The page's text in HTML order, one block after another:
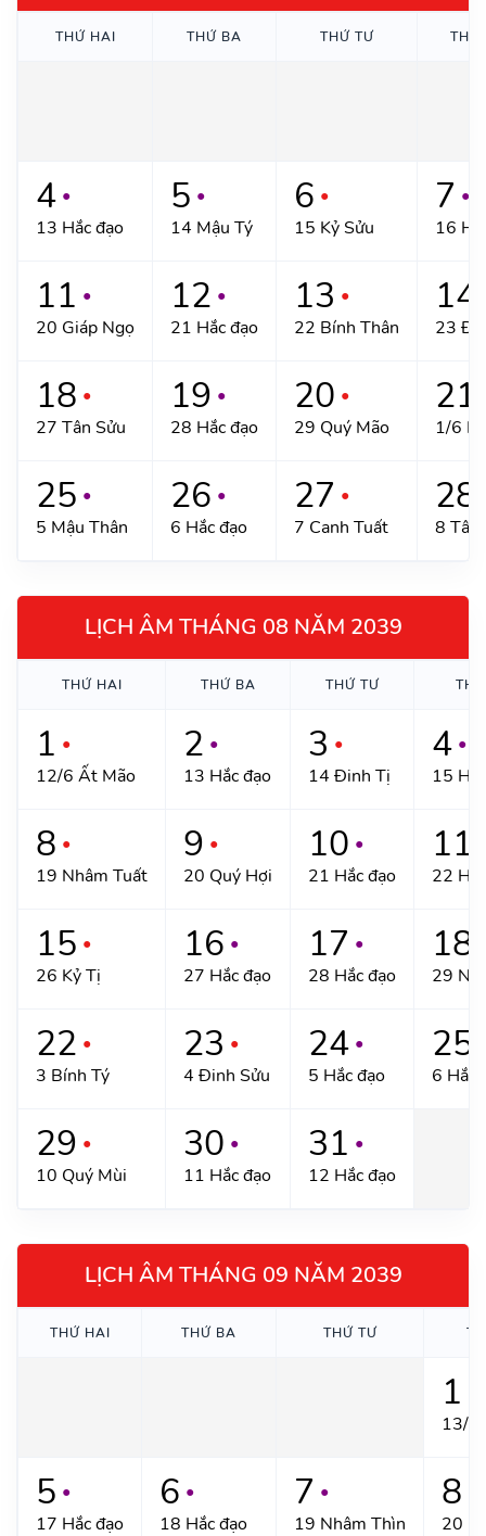
THỨ HAI THỨ BA THỨ TƯ THỨ
4 ●
13 Hắc đạo
5 ●
14 Mậu Tý
6 ●
15 Kỷ Sửu
7 ●
16
11 ●
20 Giáp Ngọ
12 ●
21 Hắc đạo
13 ●
22 Bính Thân
14
23
18 ●
27 Tân Sửu
19 ●
28 Hắc đạo
20 ●
29 Quý Mão
21
1/6
25 ●
5 Mậu Thân
26 ●
6 Hắc đạo
27 ●
7 Canh Tuất
28
8 Tân
LỊCH ÂM THÁNG 08 NĂM 2039
THỨ HAI THỨ BA THỨ TƯ
1 ●
12/6 Ất Mão
2 ●
13 Hắc đạo
3 ●
14 Đinh Tị
4 ●
15
8 ●
19 Nhâm Tuất
9 ●
20 Quý Hợi
10 ●
21 Hắc đạo
11
22
15 ●
26 Kỷ Tị
16 ●
27 Hắc đạo
17 ●
28 Hắc đạo
18
29
22 ●
3 Bính Tý
23 ●
4 Đinh Sửu
24 ●
5 Hắc đạo
25
6 Hắc
29 ●
10 Quý Mùi
30 ●
11 Hắc đạo
31 ●
12 Hắc đạo
LỊCH ÂM THÁNG 09 NĂM 2039
THỨ HAI THỨ BA THỨ TƯ
1
13/7
5 ●
17 Hắc đạo
6 ●
18 Hắc đạo
7 ●
19 Nhâm Thìn
8
20